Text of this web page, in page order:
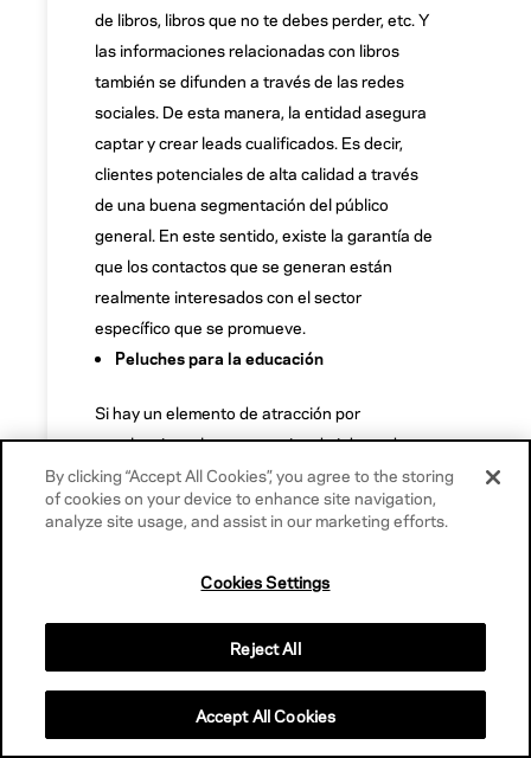
de libros, libros que no te debes perder, etc. Y
las informaciones relacionadas con libros
también se difunden a través de las redes
sociales. De esta manera, la entidad asegura
captar y crear leads cualificados. Es decir,
clientes potenciales de alta calidad a través
de una buena segmentación del público
general. En este sentido, existe la garantía de
que los contactos que se generan están
realmente interesados con el sector
específico que se promueve.
Peluches para la educación
Si hay un elemento de atracción por
excelencia en las estrategias de inbound
marketing, este es sin duda el vídeo. Como
ejemplos de inbound marketing de este estilo
os mostramos uno de la compañía sueca,
campañas, acompaña la publicidad en medios
tradicionales con ingeniosos spots en la web
de este vídeo
para demostrar que la compra puede ir unida
a causas solidarias. Este vídeo forma parte de
By clicking “Accept All Cookies”, you agree to the storing
of cookies on your device to enhance site navigation,
analyze site usage, and assist in our marketing efforts.
Cookies Settings
Reject All
Accept All Cookies